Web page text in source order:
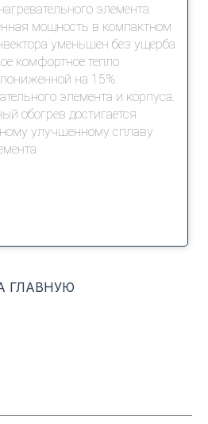
элемента
мощность в компактном
уменьшен без ущерба
комфортное тепло
пониженной на 15%
элемента и корпуса.
обогрев достигается
улучшенному сплаву
ГЛАВНУЮ